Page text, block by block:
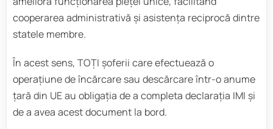
cooperarea administrativă şi asistenţa reciprocă dintre
statele membre.
În acest sens, TOȚI șoferii care efectuează o
operațiune de încărcare sau descărcare într-o anume
țară din UE au obligația de a completa declarația IMI și
de a avea acest document la bord.